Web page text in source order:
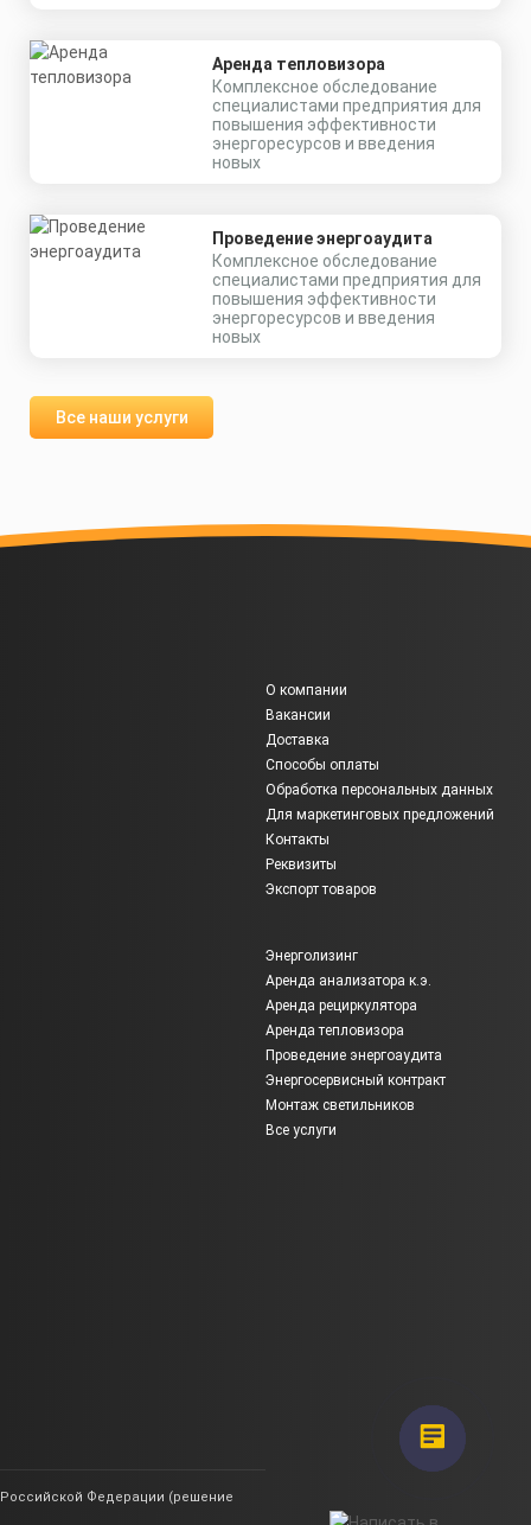
Аренда тепловизора
Комплексное обследование
специалистами предприятия для
повышения эффективности
энергоресурсов и введения
новых
Проведение энергоаудита
Комплексное обследование
специалистами предприятия для
повышения эффективности
энергоресурсов и введения
новых
Все наши услуги
О компании
Вакансии
Доставка
Способы оплаты
Обработка персональных данных
Для маркетинговых предложений
Контакты
Реквизиты
Экспорт товаров
Энерголизинг
Аренда анализатора к.э.
Аренда рециркулятора
Аренда тепловизора
Проведение энергоаудита
Энергосервисный контракт
Монтаж светильников
Все услуги
Российской Федерации (решение